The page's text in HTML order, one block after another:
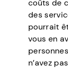
coûts de
des
pourrait
vous en
n’avez